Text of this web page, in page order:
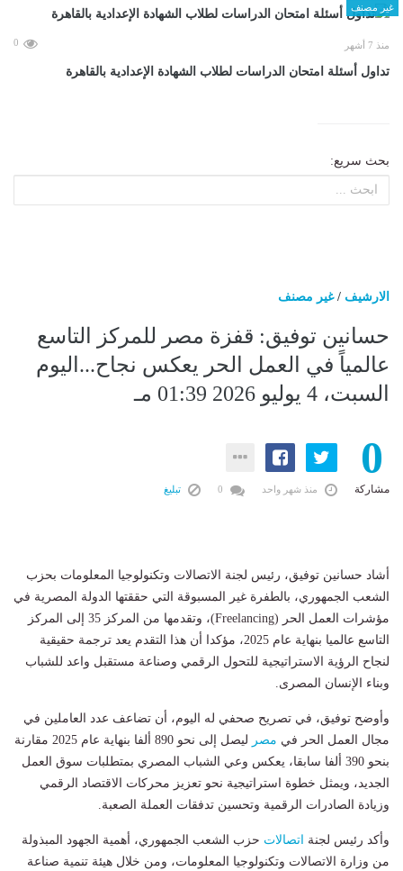
غير مصنف
منذ 7 أشهر 0
تداول أسئلة امتحان الدراسات لطلاب الشهادة الإعدادية بالقاهرة
بحث سريع:
الارشيف /غير مصنف
حسانين توفيق: قفزة مصر للمركز التاسع
عالمياً في العمل الحر يعكس نجاح...اليوم
السبت، 4 يوليو 2026 01:39 مـ
0
مشاركة منذ شهر واحد تبليغ
أشاد حسانين توفيق، رئيس لجنة الاتصالات وتكنولوجيا المعلومات بحزب
الشعب الجمهوري، بالطفرة غير المسبوقة التي حققتها الدولة المصرية في
مؤشرات العمل الحر (Freelancing)، وتقدمها من المركز 35 إلى المركز
التاسع عالميا بنهاية عام 2025، مؤكدا أن هذا التقدم يعد ترجمة حقيقية
لنجاح الرؤية الاستراتيجية للتحول الرقمي وصناعة مستقبل واعد للشباب
وبناء الإنسان المصرى.
وأوضح توفيق، في تصريح صحفي له اليوم، أن تضاعف عدد العاملين في
مجال العمل الحر في مصر
ليصل إلى نحو 890 ألفا بنهاية عام 2025 مقارنة
بنحو 390 ألفا سابقا، يعكس وعي الشباب المصري بمتطلبات سوق العمل
الجديد، ويمثل خطوة استراتيجية نحو تعزيز محركات الاقتصاد الرقمي
وزيادة الصادرات الرقمية وتحسين تدفقات العملة الصعبة.
وأكد رئيس لجنة اتصالات حزب الشعب الجمهوري، أهمية الجهود المبذولة
من وزارة الاتصالات وتكنولوجيا المعلومات، ومن خلال هيئة تنمية صناعة